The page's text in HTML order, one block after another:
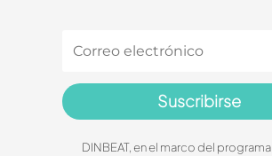
Suscribirse
DINBEAT, en el marco del programa